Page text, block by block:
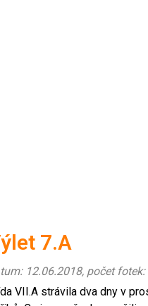
7.A
12.06.2018, počet fotek:
VII.A strávila dva dny v